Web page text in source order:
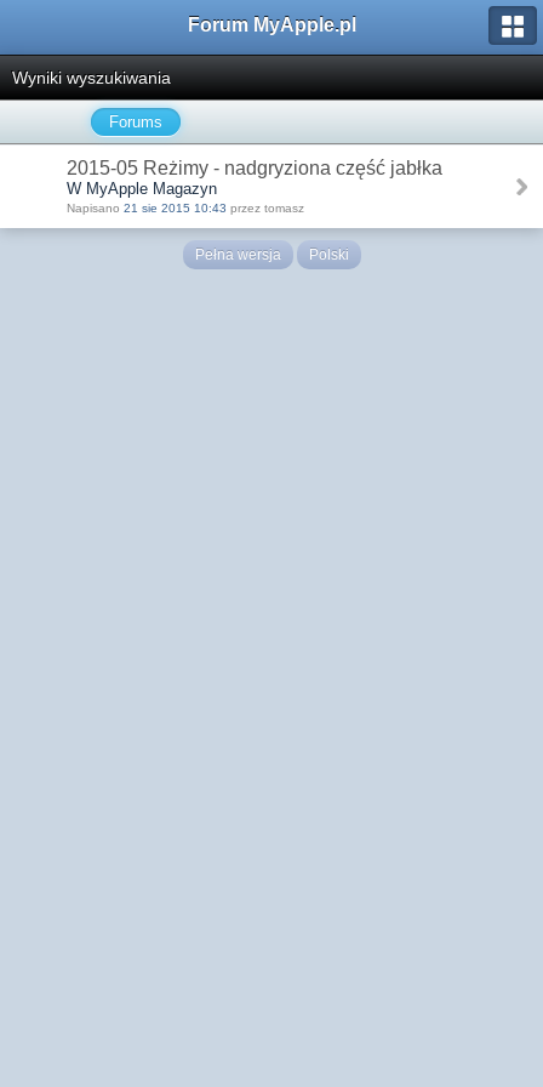
Forum MyApple.pl
Wyniki wyszukiwania
Forums
2015-05 Reżimy - nadgryziona część jabłka
W MyApple Magazyn
Napisano 21 sie 2015 10:43 przez tomasz
Pełna wersja Polski